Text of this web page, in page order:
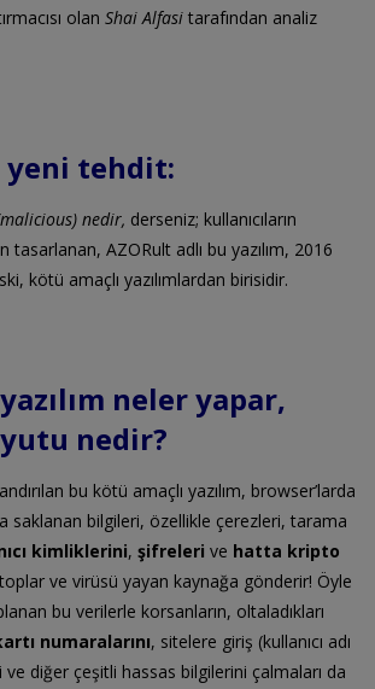
olan Shai Alfasi tarafından analiz
yeni tehdit:
nedir, derseniz; kullanıcıların
tasarlanan, AZORult adlı bu yazılım, 2016
kötü amaçlı yazılımlardan birisidir.
neler yapar,
nedir?
bu kötü amaçlı yazılım, browser’larda
saklanan bilgileri, özellikle çerezleri, tarama
kimliklerini, şifreleri ve hatta kripto
toplar ve virüsü yayan kaynağa gönderir! Öyle
bu verilerle korsanların, oltaladıkları
numaralarını, sitelere giriş (kullanıcı adı
diğer çeşitli hassas bilgilerini çalmaları da